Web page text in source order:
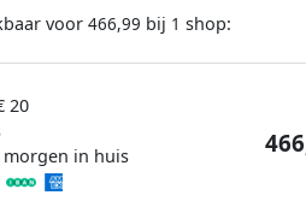
voor 466,99 bij 1 shop:
20
morgen in huis